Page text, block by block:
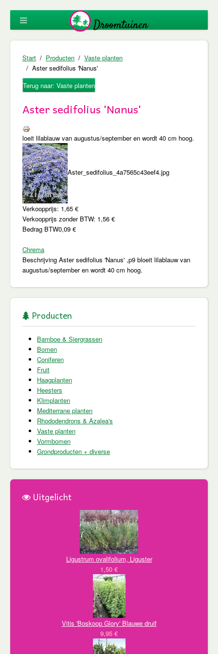
Start Producten
Vaste planten
Aster sedifolius 'Nanus'
Terug naar: Vaste planten
Aster sedifolius 'Nanus'
loeit lilablauw van augustus/september en wordt 40 cm hoog.
Aster_sedifolius_4a7565c43eef4.jpg
Verkoopprijs: 1,65 €
Verkoopprijs zonder BTW: 1,56 €
Bedrag BTW0,09 €
Chrema
Beschrijving Aster sedifolius 'Nanus' ,p9 bloeit lilablauw van
augustus/september en wordt 40 cm hoog.
Producten
Bamboe & Siergrassen
Bomen
Coniferen
Fruit
Haagplanten
Heesters
Klimplanten
Mediterrane planten
Rhododendrons & Azalea's
Vaste planten
Vormbomen
Grondproducten + diverse
Uitgelicht
Ligustrum ovalifolium, Liguster
1,50 €
Vitis 'Boskoop Glory' Blauwe druif
9,95 €